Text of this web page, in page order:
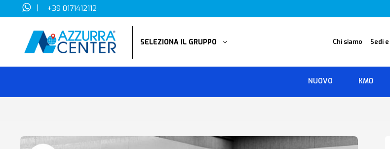
| +39 0171412112
SELEZIONA IL GRUPPO Chi siamo Sedi
NUOVO KM0